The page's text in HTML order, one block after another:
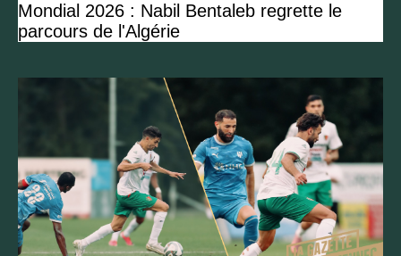
Mondial 2026 : Nabil Bentaleb regrette le
parcours de l'Algérie